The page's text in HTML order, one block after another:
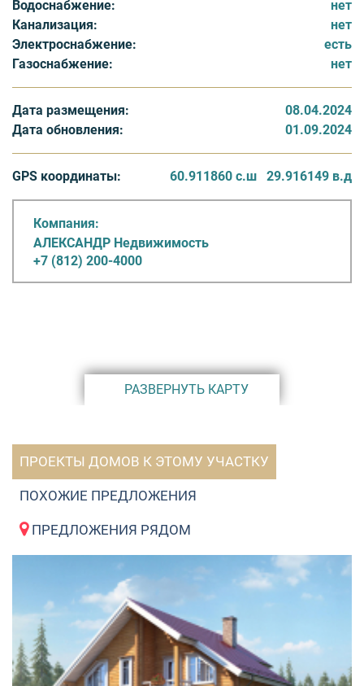
Водоснабжение:
нет
Канализация:
нет
Электроснабжение:
есть
Газоснабжение:
нет
Дата размещения:
08.04.2024
Дата обновления:
01.09.2024
GPS координаты: 60.911860 с.ш 29.916149 в.д
Компания:
АЛЕКСАНДР Недвижимость
+7 (812) 200-4000
РАЗВЕРНУТЬ КАРТУ
ПРОЕКТЫ ДОМОВ К ЭТОМУ УЧАСТКУ
ПОХОЖИЕ ПРЕДЛОЖЕНИЯ
ПРЕДЛОЖЕНИЯ РЯДОМ